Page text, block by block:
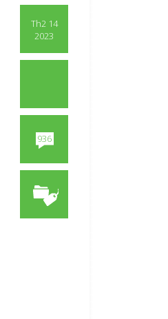
Th2 14
2023
936